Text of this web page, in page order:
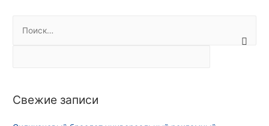
:Свежие записи